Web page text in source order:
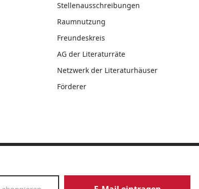
Stellenausschreibungen
Raumnutzung
Freundeskreis
AG der Literaturräte
Netzwerk der Literaturhäuser
Förderer